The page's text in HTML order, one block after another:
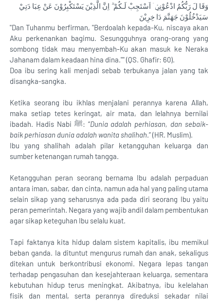
وَقَا لَ رَبُّكُمُ ادْعُوْنِيْۤ اَسْتَجِبْ لَـكُمْ ۗ اِنَّ الَّذِيْنَ يَسْتَكْبِرُوْنَ عَنْ عِبَا دَتِيْ
سَيَدْخُلُوْنَ جَهَنَّمَ دَا خِرِيْنَ
"Dan Tuhanmu berfirman, "Berdoalah kepada-Ku, niscaya akan
Aku perkenankan bagimu. Sesungguhnya orang-orang yang
sombong tidak mau menyembah-Ku akan masuk ke Neraka
Jahanam dalam keadaan hina dina."" (QS. Ghafir: 60).
Doa ibu sering kali menjadi sebab terbukanya jalan yang tak
disangka-sangka.
Ketika seorang ibu ikhlas menjalani perannya karena Allah,
maka setiap tetes keringat, air mata, dan lelahnya bernilai
ibadah. Hadis Nabi ﷺ: “Dunia adalah perhiasan, dan sebaik-
baik perhiasan dunia adalah wanita shalihah.” (HR. Muslim).
Ibu yang shalihah adalah pilar ketangguhan keluarga dan
sumber ketenangan rumah tangga.
Ketangguhan peran seorang bernama Ibu adalah perpaduan
antara iman, sabar, dan cinta, namun ada hal yang paling utama
selain sikap yang seharusnya ada pada diri seorang Ibu yaitu
peran pemerintah. Negara yang wajib andil dalam pembentukan
agar sikap keteguhan Ibu selalu kuat.
Tapi faktanya kita hidup dalam sistem kapitalis, ibu memikul
beban ganda. Ia dituntut mengurus rumah dan anak, sekaligus
ditekan untuk berkontribusi ekonomi. Negara lepas tangan
terhadap pengasuhan dan kesejahteraan keluarga, sementara
kebutuhan hidup terus meningkat. Akibatnya, ibu kelelahan
fisik dan mental, serta perannya direduksi sekadar nilai